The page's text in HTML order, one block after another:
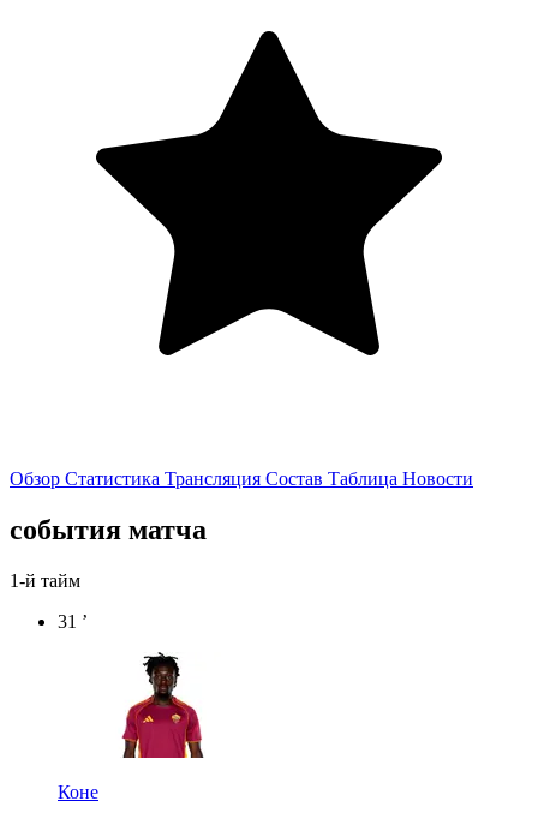
Обзор Статистика Трансляция Состав Таблица Новости
события матча
1-й тайм
31 ’
Коне